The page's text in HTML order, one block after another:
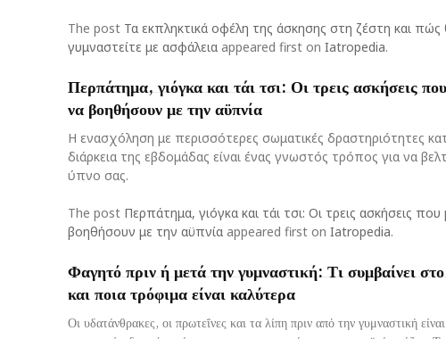
The post Τα εκπληκτικά οφέλη της άσκησης στη ζέστη και πώς
γυμναστείτε με ασφάλεια appeared first on Iatropedia.
Περπάτημα, γιόγκα και τάι τσι: Οι τρεις ασκήσεις
να βοηθήσουν με την αϋπνία
Η ενασχόληση με περισσότερες σωματικές δραστηριότητες
διάρκεια της εβδομάδας είναι ένας γνωστός τρόπος για να
ύπνο σας.
The post Περπάτημα, γιόγκα και τάι τσι: Οι τρεις ασκήσεις
βοηθήσουν με την αϋπνία appeared first on Iatropedia.
Φαγητό πριν ή μετά την γυμναστική: Τι συμβαίνει
και ποια τρόφιμα είναι καλύτερα
Οι υδατάνθρακες, οι πρωτεΐνες και τα λίπη πριν από την γυμναστική